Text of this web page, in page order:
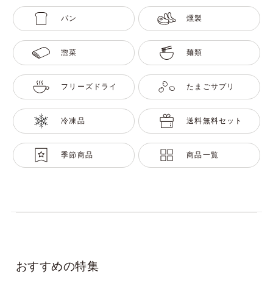
パン 燻製
惣菜 麺類
フリーズドライ たまごサプリ
冷凍品 送料無料セット
季節商品 商品一覧
おすすめの特集